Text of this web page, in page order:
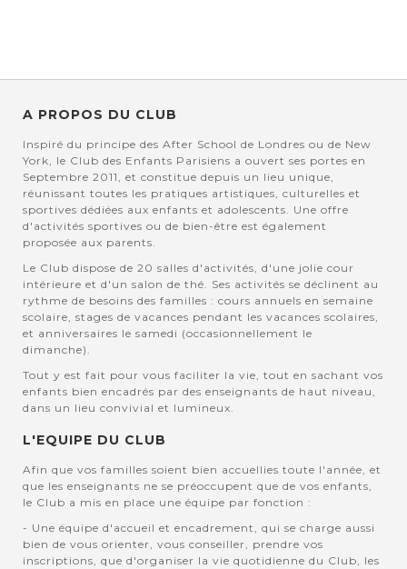
A PROPOS DU CLUB
Inspiré du principe des After School de Londres ou de New
York, le Club des Enfants Parisiens a ouvert ses portes en
Septembre 2011, et constitue depuis un lieu unique,
réunissant toutes les pratiques artistiques, culturelles et
sportives dédiées aux enfants et adolescents. Une offre
d'activités sportives ou de bien-être est également
proposée aux parents.
Le Club dispose de 20 salles d'activités, d'une jolie cour
intérieure et d'un salon de thé. Ses activités se déclinent au
rythme de besoins des familles : cours annuels en semaine
scolaire, stages de vacances pendant les vacances scolaires,
et anniversaires le samedi (occasionnellement le
dimanche).
Tout y est fait pour vous faciliter la vie, tout en sachant vos
enfants bien encadrés par des enseignants de haut niveau,
dans un lieu convivial et lumineux.
L'EQUIPE DU CLUB
Afin que vos familles soient bien accuellies toute l'année, et
que les enseignants ne se préoccupent que de vos enfants,
le Club a mis en place une équipe par fonction :
- Une équipe d'accueil et encadrement, qui se charge aussi
bien de vous orienter, vous conseiller, prendre vos
inscriptions, que d'organiser la vie quotidienne du Club, les